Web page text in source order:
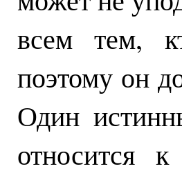
всем тем,
поэтому он
Один
относится